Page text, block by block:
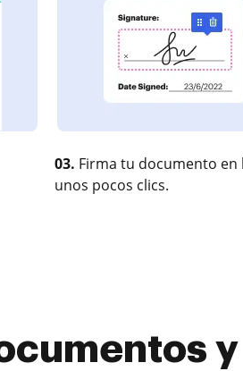
03. Firma tu documento en
unos pocos clics.